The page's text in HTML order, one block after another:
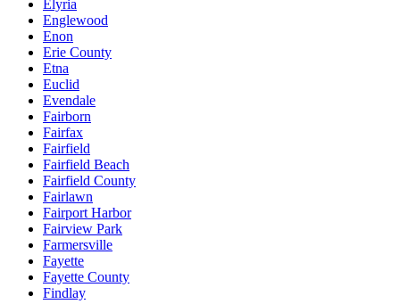
Elyria
Englewood
Enon
Erie County
Etna
Euclid
Evendale
Fairborn
Fairfax
Fairfield
Fairfield Beach
Fairfield County
Fairlawn
Fairport Harbor
Fairview Park
Farmersville
Fayette
Fayette County
Findlay